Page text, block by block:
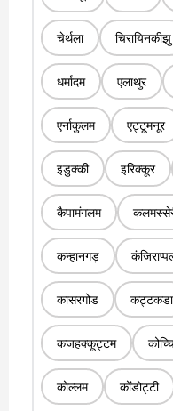
चेर्थला चिरायिनकीझु
धर्मादम एलाथुर
एर्नाकुलम एट्टूमनूर
इडुक्की इरिक्कूर
कैपामंगलम
कन्हानगड़
कासरगोड कट्टकडा
कजहक्कूट्टम
कोल्लम कोंडोट्टी